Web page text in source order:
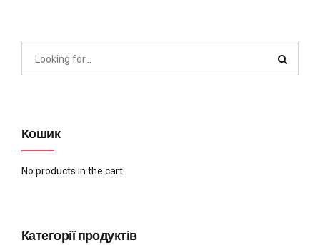
Кошик
No products in the cart.
Категорії продуктів